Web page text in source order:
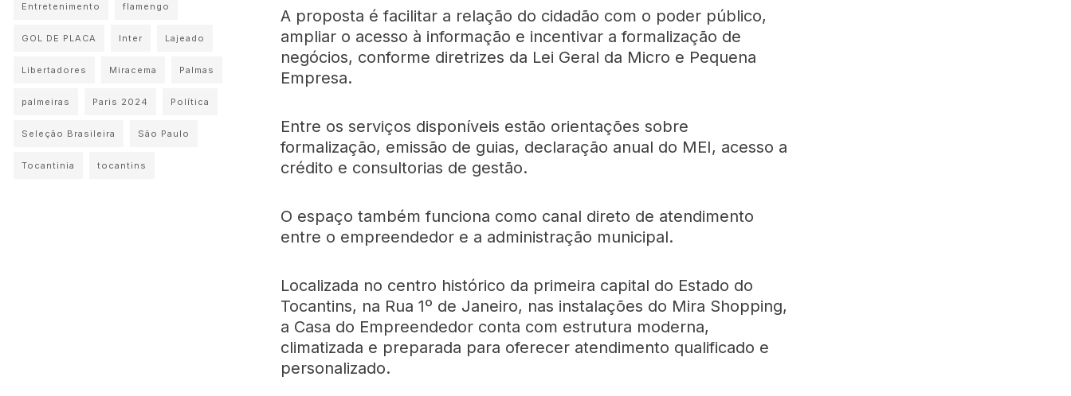
A proposta é facilitar a relação do cidadão com o poder público,
ampliar o acesso à informação e incentivar a formalização de
negócios, conforme diretrizes da Lei Geral da Micro e Pequena
Empresa.
Entre os serviços disponíveis estão orientações sobre
formalização, emissão de guias, declaração anual do MEI, acesso a
crédito e consultorias de gestão.
O espaço também funciona como canal direto de atendimento
entre o empreendedor e a administração municipal.
Localizada no centro histórico da primeira capital do Estado do
Tocantins, na Rua 1º de Janeiro, nas instalações do Mira Shopping,
a Casa do Empreendedor conta com estrutura moderna,
climatizada e preparada para oferecer atendimento qualificado e
personalizado.
Entretenimento flamengo
GOL DE PLACA Inter Lajeado
Libertadores Miracema Palmas
palmeiras Paris 2024 Política
Seleção Brasileira São Paulo
Tocantinia tocantins